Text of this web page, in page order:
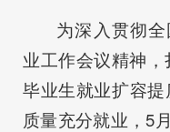
为深入贯彻
业工作会议精神，
毕业生就业扩容
质量充分就业，5